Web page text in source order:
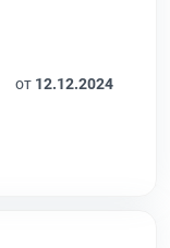
от 12.12.2024